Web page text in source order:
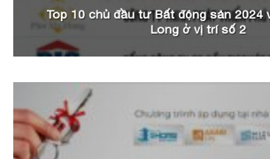
Top 10 chủ đầu tư Bất động sản 2024
Long ở vị trí số 2